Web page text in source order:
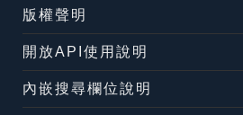
版權聲明
開放API使用說明
內嵌搜尋欄位說明